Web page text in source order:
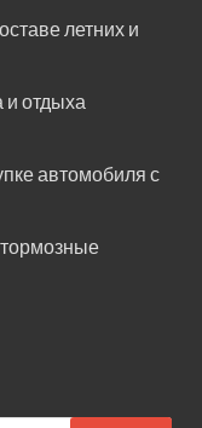
летних и
и отдыха
автомобиля с
тормозные